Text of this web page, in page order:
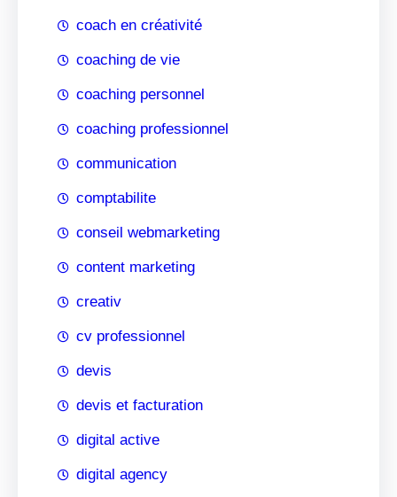
coach en créativité
coaching de vie
coaching personnel
coaching professionnel
communication
comptabilite
conseil webmarketing
content marketing
creativ
cv professionnel
devis
devis et facturation
digital active
digital agency